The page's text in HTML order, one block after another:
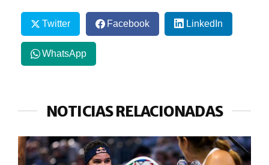
Twitter Facebook LinkedIn
WhatsApp
NOTICIAS RELACIONADAS